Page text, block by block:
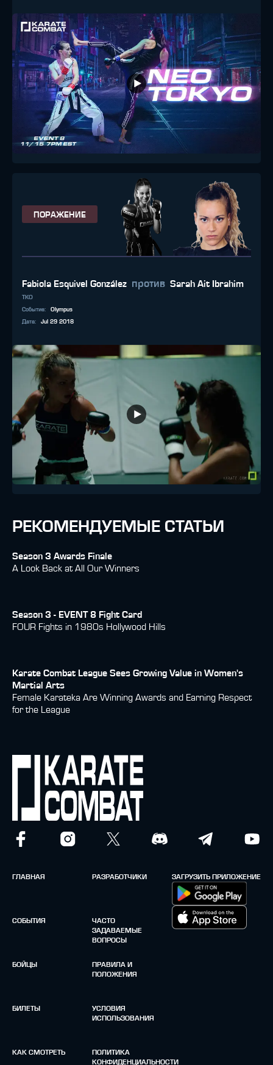
ПОРАЖЕНИЕ
Fabiola Esquivel González против Sarah Ait Ibrahim
TKO
Событие:
Olympus
Дата: Jul 29 2018
РЕКОМЕНДУЕМЫЕ СТАТЬИ
Season 3 Awards Finale
A Look Back at All Our Winners
Season 3 - EVENT 8 Fight Card
FOUR Fights in 1980s Hollywood Hills
Karate Combat League Sees Growing Value in Women's
Martial Arts
Female Karateka Are Winning Awards and Earning Respect
for the League
ГЛАВНАЯ
СОБЫТИЯ
БОЙЦЫ
БИЛЕТЫ
КАК СМОТРЕТЬ
РАЗРАБОТЧИКИ
ЧАСТО
ЗАДАВАЕМЫЕ
ВОПРОСЫ
ПРАВИЛА И
ПОЛОЖЕНИЯ
УСЛОВИЯ
ИСПОЛЬЗОВАНИЯ
ПОЛИТИКА
КОНФИДЕНЦИАЛЬНОСТИ
ЗАГРУЗИТЬ ПРИЛОЖЕНИЕ